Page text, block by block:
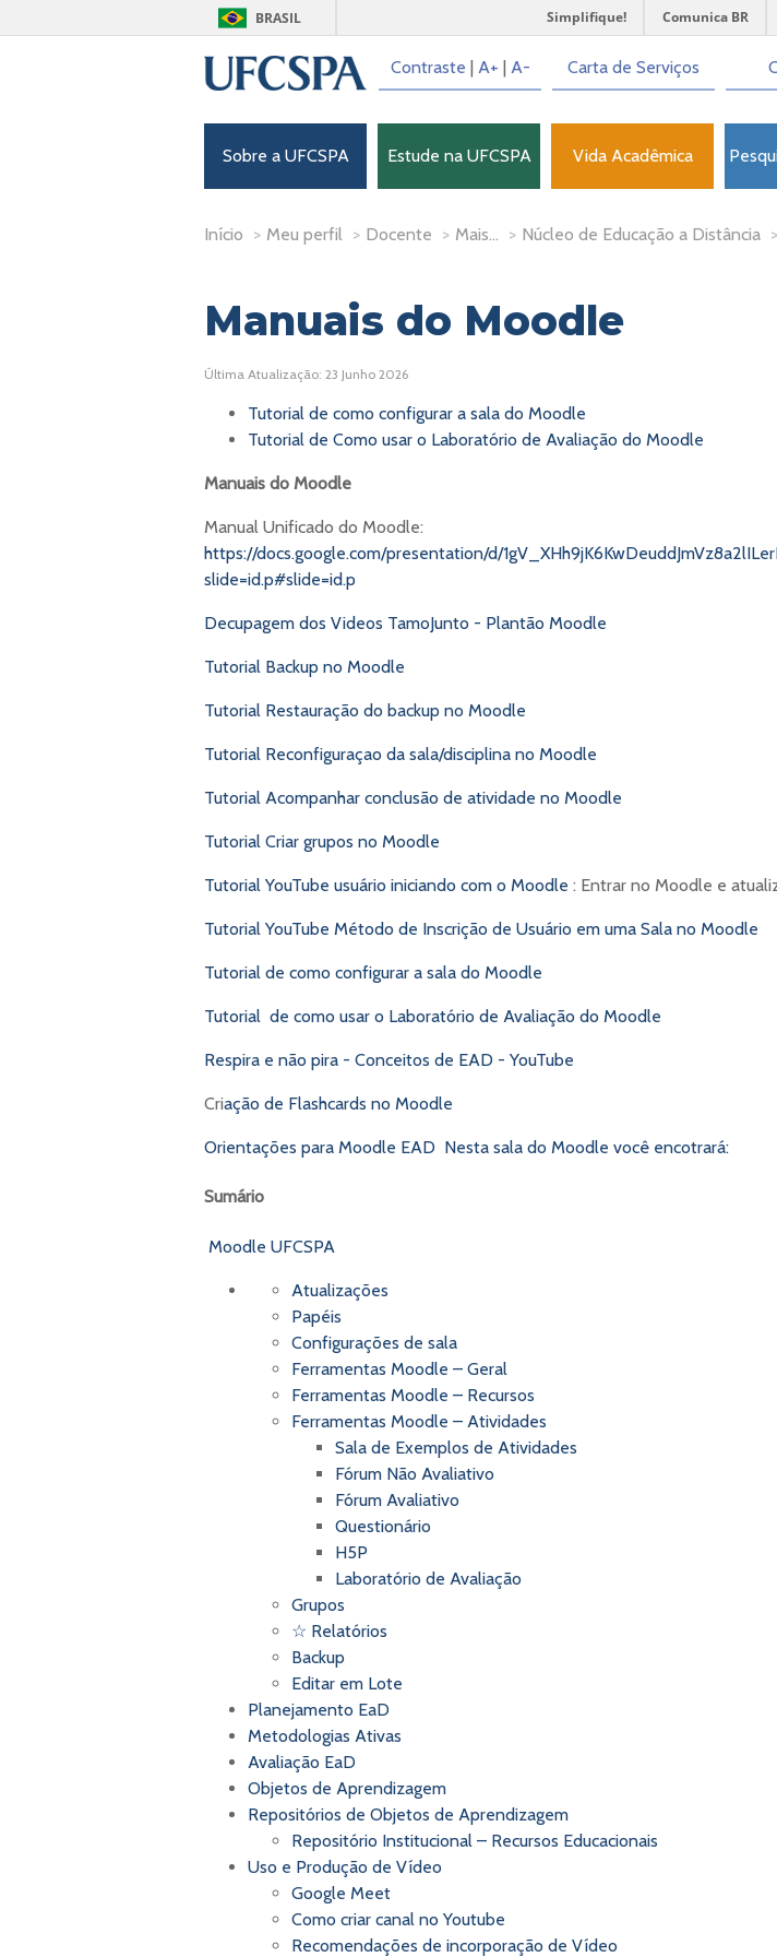
BRASIL Simplifique! Comunica BR
Contraste | A+ | A- Carta de Serviços
Sobre a UFCSPA Estude na UFCSPA Vida Acadêmica
Início > Meu perfil > Docente > Mais... > Núcleo de Educação a Distância >
Manuais do Moodle
Última Atualização: 23 Junho 2026
Tutorial de como configurar a sala do Moodle
Tutorial de Como usar o Laboratório de Avaliação do Moodle
Manuais do Moodle
Manual Unificado do Moodle:
https://docs.google.com/presentation/d/
slide=id.p#slide=id.p
Decupagem dos Videos TamoJunto - Plantão Moodle
Tutorial Backup no Moodle
Tutorial Restauração do backup no Moodle
Tutorial Reconfiguraçao da sala/disciplina no Moodle
Tutorial Acompanhar conclusão de atividade no Moodle
Tutorial Criar grupos no Moodle
Tutorial YouTube usuário iniciando com o Moodle : Entrar no Moodle e
Tutorial YouTube Método de Inscrição de Usuário em uma Sala no Moodle
Tutorial de como configurar a sala do Moodle
Tutorial de como usar o Laboratório de Avaliação do Moodle
Respira e não pira - Conceitos de EAD - YouTube
Criação de Flashcards no Moodle
Orientações para Moodle EAD Nesta sala do Moodle você encotrará:
Sumário
Moodle UFCSPA
Atualizações
Papéis
Configurações de sala
Ferramentas Moodle – Geral
Ferramentas Moodle – Recursos
Ferramentas Moodle – Atividades
Sala de Exemplos de Atividades
Fórum Não Avaliativo
Fórum Avaliativo
Questionário
H5P
Laboratório de Avaliação
Grupos
☆ Relatórios
Backup
Editar em Lote
Planejamento EaD
Metodologias Ativas
Avaliação EaD
Objetos de Aprendizagem
Repositórios de Objetos de Aprendizagem
Repositório Institucional – Recursos Educacionais
Uso e Produção de Vídeo
Google Meet
Como criar canal no Youtube
Recomendações de incorporação de Vídeo